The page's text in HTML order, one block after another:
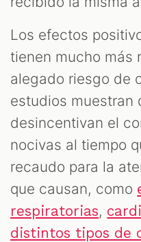
Los efectos
tienen mucho más
alegado riesgo de
estudios muestran
desincentivan el
nocivas al tiempo
recaudo para la
que causan, como
respiratorias,
distintos tipos de